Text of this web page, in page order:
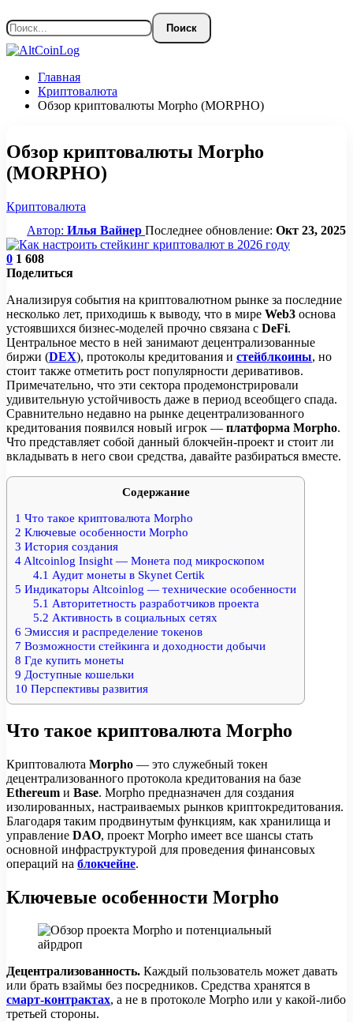
Главная
Криптовалюта
Обзор криптовалюты Morpho (MORPHO)
Обзор криптовалюты Morpho
(MORPHO)
Криптовалюта
Автор: Илья Вайнер Последнее обновление: Окт 23, 2025
0 1 608
Поделиться
Анализируя события на криптовалютном рынке за последние
несколько лет, приходишь к выводу, что в мире Web3 основа
устоявшихся бизнес-моделей прочно связана с DeFi.
Центральное место в ней занимают децентрализованные
биржи (DEX), протоколы кредитования и стейблкоины, но
стоит также отметить рост популярности деривативов.
Примечательно, что эти сектора продемонстрировали
удивительную устойчивость даже в период всеобщего спада.
Сравнительно недавно на рынке децентрализованного
кредитования появился новый игрок — платформа Morpho.
Что представляет собой данный блокчейн-проект и стоит ли
вкладывать в него свои средства, давайте разбираться вместе.
Содержание
1 Что такое криптовалюта Morpho
2 Ключевые особенности Morpho
3 История создания
4 Altcoinlog Insight — Монета под микроскопом
4.1 Аудит монеты в Skynet Certik
5 Индикаторы Altcoinlog — технические особенности
5.1 Авторитетность разработчиков проекта
5.2 Активность в социальных сетях
6 Эмиссия и распределение токенов
7 Возможности стейкинга и доходности добычи
8 Где купить монеты
9 Доступные кошельки
10 Перспективы развития
Что такое криптовалюта Morpho
Криптовалюта Morpho — это служебный токен
децентрализованного протокола кредитования на базе
Ethereum и Base. Morpho предназначен для создания
изолированных, настраиваемых рынков криптокредитования.
Благодаря таким продвинутым функциям, как хранилища и
управление DAO, проект Morpho имеет все шансы стать
основной инфраструктурой для проведения финансовых
операций на блокчейне.
Ключевые особенности Morpho
Децентрализованность. Каждый пользователь может давать
или брать взаймы без посредников. Средства хранятся в
смарт-контрактах, а не в протоколе Morpho или у какой-либо
третьей стороны.